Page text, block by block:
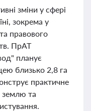
зміни у сфері
зокрема у
правового
ПрАТ
планує
близько 2,8 га
практичне
землю та